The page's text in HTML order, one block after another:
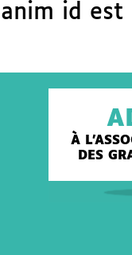
anim id est
À
DES